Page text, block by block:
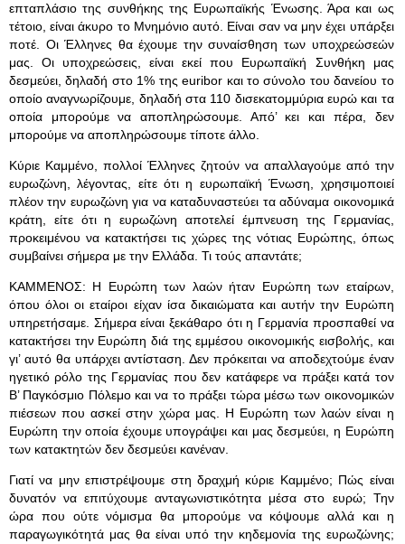
επταπλάσιο της συνθήκης της Ευρωπαϊκής Ένωσης. Άρα και ως
τέτοιο, είναι άκυρο το Μνημόνιο αυτό. Είναι σαν να μην έχει υπάρξει
ποτέ. Οι Έλληνες θα έχουμε την συναίσθηση των υποχρεώσεών
μας. Οι υποχρεώσεις, είναι εκεί που Ευρωπαϊκή Συνθήκη μας
δεσμεύει, δηλαδή στο 1% της euribor και το σύνολο του δανείου το
οποίο αναγνωρίζουμε, δηλαδή στα 110 δισεκατομμύρια ευρώ και τα
οποία μπορούμε να αποπληρώσουμε. Από’ κει και πέρα, δεν
μπορούμε να αποπληρώσουμε τίποτε άλλο.
Κύριε Καμμένο, πολλοί Έλληνες ζητούν να απαλλαγούμε από την
ευρωζώνη, λέγοντας, είτε ότι η ευρωπαϊκή Ένωση, χρησιμοποιεί
πλέον την ευρωζώνη για να καταδυναστεύει τα αδύναμα οικονομικά
κράτη, είτε ότι η ευρωζώνη αποτελεί έμπνευση της Γερμανίας,
προκειμένου να κατακτήσει τις χώρες της νότιας Ευρώπης, όπως
συμβαίνει σήμερα με την Ελλάδα. Τι τούς απαντάτε;
ΚΑΜΜΕΝΟΣ: Η Ευρώπη των λαών ήταν Ευρώπη των εταίρων,
όπου όλοι οι εταίροι είχαν ίσα δικαιώματα και αυτήν την Ευρώπη
υπηρετήσαμε. Σήμερα είναι ξεκάθαρο ότι η Γερμανία προσπαθεί να
κατακτήσει την Ευρώπη διά της εμμέσου οικονομικής εισβολής, και
γι’ αυτό θα υπάρχει αντίσταση. Δεν πρόκειται να αποδεχτούμε έναν
ηγετικό ρόλο της Γερμανίας που δεν κατάφερε να πράξει κατά τον
Β’ Παγκόσμιο Πόλεμο και να το πράξει τώρα μέσω των οικονομικών
πιέσεων που ασκεί στην χώρα μας. Η Ευρώπη των λαών είναι η
Ευρώπη την οποία έχουμε υπογράψει και μας δεσμεύει, η Ευρώπη
των κατακτητών δεν δεσμεύει κανέναν.
Γιατί να μην επιστρέψουμε στη δραχμή κύριε Καμμένο; Πώς είναι
δυνατόν να επιτύχουμε ανταγωνιστικότητα μέσα στο ευρώ; Την
ώρα που ούτε νόμισμα θα μπορούμε να κόψουμε αλλά και η
παραγωγικότητά μας θα είναι υπό την κηδεμονία της ευρωζώνης;